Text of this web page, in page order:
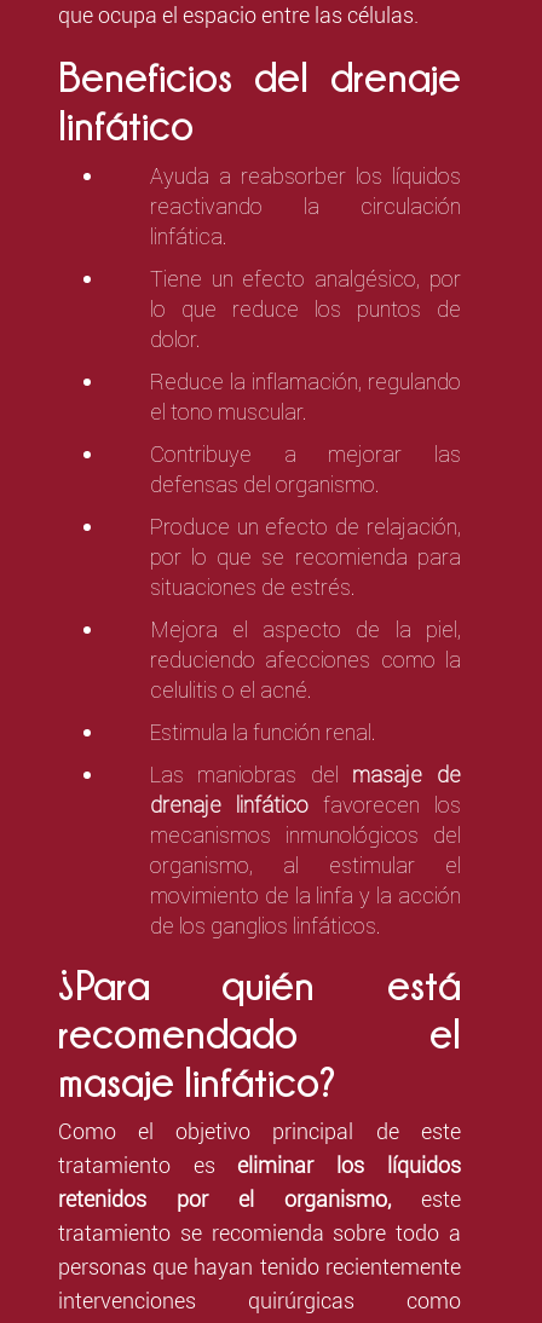
que ocupa el espacio entre las células.
Beneficios del drenaje
linfático
Ayuda a reabsorber los líquidos
reactivando la circulación
linfática.
Tiene un efecto analgésico, por
lo que reduce los puntos de
dolor.
Reduce la inflamación, regulando
el tono muscular.
Contribuye a mejorar las
defensas del organismo.
Produce un efecto de relajación,
por lo que se recomienda para
situaciones de estrés.
Mejora el aspecto de la piel,
reduciendo afecciones como la
celulitis o el acné.
Estimula la función renal.
Las maniobras del masaje de
drenaje linfáticofavorecen los
mecanismos inmunológicos del
organismo, al estimular el
movimiento de la linfa y la acción
de los ganglios linfáticos.
¿Para quién está
recomendado el
masaje linfático?
Como el objetivo principal de este
tratamiento eseliminar los líquidos
retenidos por el organismo,este
tratamiento se recomienda sobre todo a
personas que hayan tenido recientemente
intervenciones quirúrgicas como